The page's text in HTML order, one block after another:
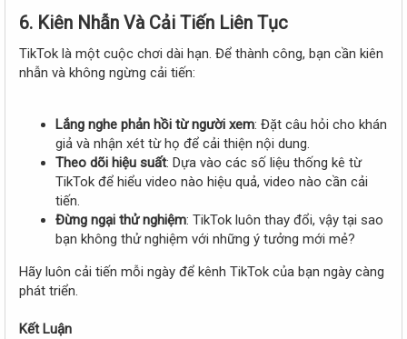
6. Kiên Nhẫn Và Cải Tiến Liên Tục
TikTok là một cuộc chơi dài hạn. Để thành công, bạn cần kiên
nhẫn và không ngừng cải tiến:
Lắng nghe phản hồi từ người xem: Đặt câu hỏi cho khán
giả và nhận xét từ họ để cải thiện nội dung.
Theo dõi hiệu suất: Dựa vào các số liệu thống kê từ
TikTok để hiểu video nào hiệu quả, video nào cần cải
tiến.
Đừng ngại thử nghiệm: TikTok luôn thay đổi, vậy tại sao
bạn không thử nghiệm với những ý tưởng mới mẻ?
Hãy luôn cải tiến mỗi ngày để kênh TikTok của bạn ngày càng
phát triển.
Kết Luận